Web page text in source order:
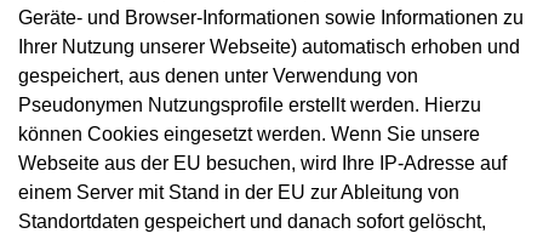
Geräte- und Browser-Informationen sowie Informationen zu
Ihrer Nutzung unserer Webseite) automatisch erhoben und
gespeichert, aus denen unter Verwendung von
Pseudonymen Nutzungsprofile erstellt werden. Hierzu
können Cookies eingesetzt werden. Wenn Sie unsere
Webseite aus der EU besuchen, wird Ihre IP-Adresse auf
einem Server mit Stand in der EU zur Ableitung von
Standortdaten gespeichert und danach sofort gelöscht,